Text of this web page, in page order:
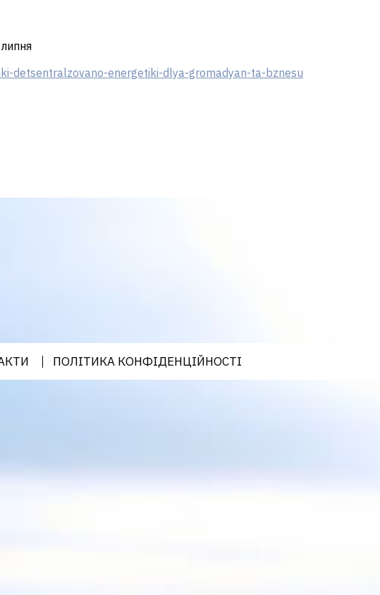
detsentralzovano-energetiki-dlya-gromadyan-ta-bznesu
ПОЛІТИКА КОНФІДЕНЦІЙНОСТІ